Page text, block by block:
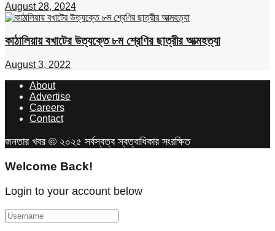
August 28, 2024
কাঠালিয়ায় বখাটের উত্যক্তে ৮ম শ্রেণির ছাত্রীর আত্মহত্যা
August 3, 2022
About
Advertise
Careers
Contact
জনতার খবর © ২০২৫ সর্বস্বত্ব স্বত্বাধিকার সংরক্ষিত
Welcome Back!
Login to your account below